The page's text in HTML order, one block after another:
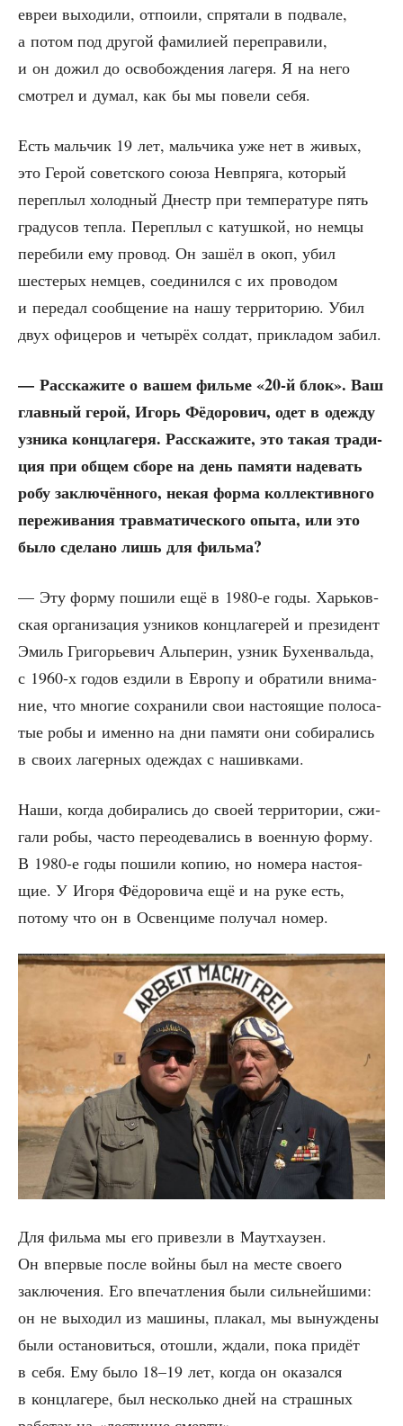
евреи выхо­ди­ли, отпо­и­ли, спря­та­ли в под­ва­ле,
а потом под дру­гой фами­ли­ей пере­пра­ви­ли,
и он дожил до осво­бож­де­ния лаге­ря. Я на него
смот­рел и думал, как бы мы пове­ли себя.
Есть маль­чик 19 лет, маль­чи­ка уже нет в живых,
это Герой совет­ско­го сою­за Нев­пря­га, кото­рый
пере­плыл холод­ный Днестр при тем­пе­ра­ту­ре пять
гра­ду­сов теп­ла. Пере­плыл с катуш­кой, но нем­цы
пере­би­ли ему про­вод. Он зашёл в окоп, убил
шесте­рых нем­цев, соеди­нил­ся с их про­во­дом
и пере­дал сооб­ще­ние на нашу тер­ри­то­рию. Убил
двух офи­це­ров и четы­рёх сол­дат, при­кла­дом забил.
— Рас­ска­жи­те о вашем филь­ме «20‑й блок». Ваш
глав­ный герой, Игорь Фёдо­ро­вич, одет в одеж­ду
узни­ка конц­ла­ге­ря. Рас­ска­жи­те, это такая тра­ди­
ция при общем сбо­ре на день памя­ти наде­вать
робу заклю­чён­но­го, некая фор­ма кол­лек­тив­но­го
пере­жи­ва­ния трав­ма­ти­че­ско­го опы­та, или это
было сде­ла­но лишь для фильма?
— Эту фор­му поши­ли ещё в 1980‑е годы. Харь­ков­
ская орга­ни­за­ция узни­ков конц­ла­ге­рей и пре­зи­дент
Эмиль Гри­го­рье­вич Аль­пе­рин, узник Бухен­валь­да,
с 1960‑х годов езди­ли в Евро­пу и обра­ти­ли вни­ма­
ние, что мно­гие сохра­ни­ли свои насто­я­щие поло­са­
тые робы и имен­но на дни памя­ти они соби­ра­лись
в сво­их лагер­ных одеж­дах с нашивками.
Наши, когда доби­ра­лись до сво­ей тер­ри­то­рии, сжи­
га­ли робы, часто пере­оде­ва­лись в воен­ную фор­му.
В 1980‑е годы поши­ли копию, но номе­ра насто­я­
щие. У Иго­ря Фёдо­ро­ви­ча ещё и на руке есть,
пото­му что он в Освен­ци­ме полу­чал номер.
Для филь­ма мы его при­вез­ли в Маут­ха­у­зен.
Он впер­вые после вой­ны был на месте сво­е­го
заклю­че­ния. Его впе­чат­ле­ния были силь­ней­ши­ми:
он не выхо­дил из маши­ны, пла­кал, мы вынуж­де­ны
были оста­но­вить­ся, ото­шли, жда­ли, пока при­дёт
в себя. Ему было 18–19 лет, когда он ока­зал­ся
в конц­ла­ге­ре, был несколь­ко дней на страш­ных